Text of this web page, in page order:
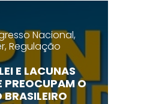
Nacional,
Regulação
E LACUNAS
PREOCUPAM O
BRASILEIRO